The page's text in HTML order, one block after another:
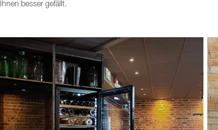
Ihnen besser gefällt.